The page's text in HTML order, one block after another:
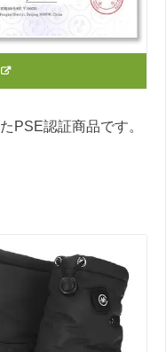
PSE認証商品です。